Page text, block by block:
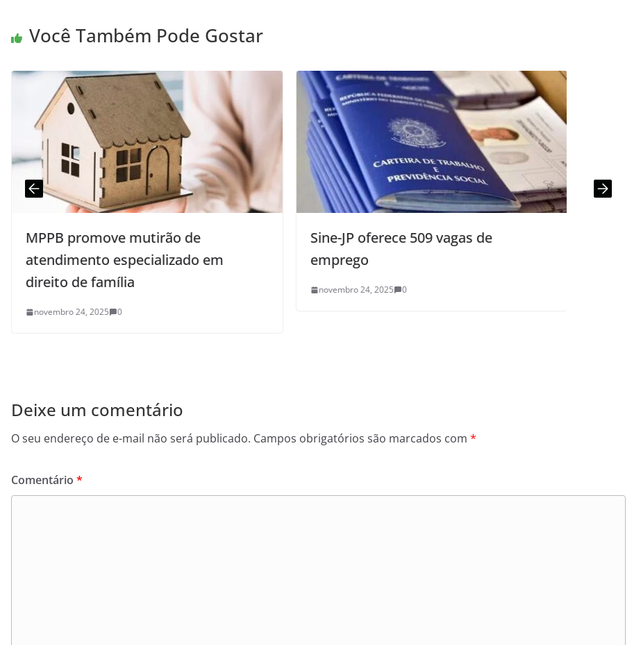
Você Também Pode Gostar
MPPB promove mutirão de
atendimento especializado em
direito de família
novembro 24, 2025 0
Sine-JP oferece 509 vagas de
emprego
novembro 24, 2025 0
Deixe um comentário
O seu endereço de e-mail não será publicado. Campos obrigatórios são marcados com *
Comentário *